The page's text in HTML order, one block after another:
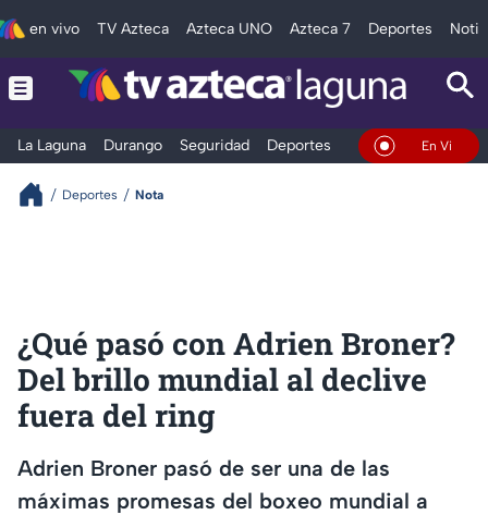
en vivo TV Azteca Azteca UNO Azteca 7 Deportes
La Laguna Durango Seguridad Deportes Entretenimiento
En Vivo
Deportes Nota
¿Qué pasó con Adrien Broner?
Del brillo mundial al declive
fuera del ring
Adrien Broner pasó de ser una de las
máximas promesas del boxeo mundial a